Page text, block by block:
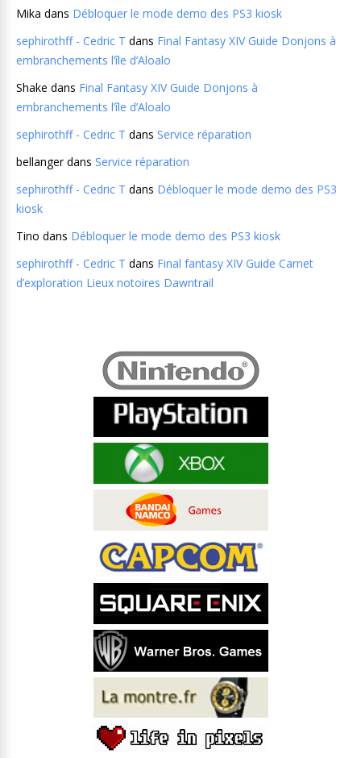
Mika dans Débloquer le mode demo des PS3 kiosk
sephirothff - Cedric T dans Final Fantasy XIV Guide Donjons à
embranchements l’île d’Aloalo
Shake dans Final Fantasy XIV Guide Donjons à
embranchements l’île d’Aloalo
sephirothff - Cedric T dans Service réparation
bellangerdans Service réparation
sephirothff - Cedric T dans Débloquer le mode demo des PS3
kiosk
Tino dans Débloquer le mode demo des PS3 kiosk
sephirothff - Cedric T dans Final fantasy XIV Guide Carnet
d’exploration Lieux notoires Dawntrail